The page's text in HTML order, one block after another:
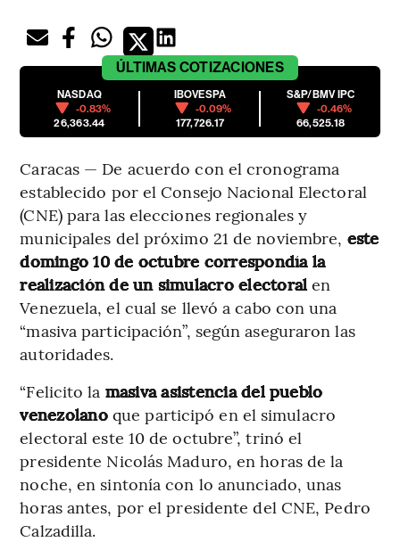
ÚLTIMAS COTIZACIONES
NASDAQ
-0.83%
26,363.44
IBOVESPA
-0.09%
177,726.17
S&P/BMV IPC
-0.46%
66,525.18
Caracas — De acuerdo con el cronograma
establecido por el Consejo Nacional Electoral
(CNE) para las elecciones regionales y
municipales del próximo 21 de noviembre, este
domingo 10 de octubre correspondía la
realización de un simulacro electoral en
Venezuela, el cual se llevó a cabo con una
“masiva participación”, según aseguraron las
autoridades.
“Felicito la masiva asistencia del pueblo
venezolanoque participó en el simulacro
electoral este 10 de octubre”, trinó el
presidente Nicolás Maduro, en horas de la
noche, en sintonía con lo anunciado, unas
horas antes, por el presidente del CNE, Pedro
Calzadilla.